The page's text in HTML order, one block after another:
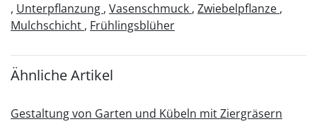
, Unterpflanzung , Vasenschmuck , Zwiebelpflanze ,
Mulchschicht , Frühlingsblüher
Ähnliche Artikel
Gestaltung von Garten und Kübeln mit Ziergräsern